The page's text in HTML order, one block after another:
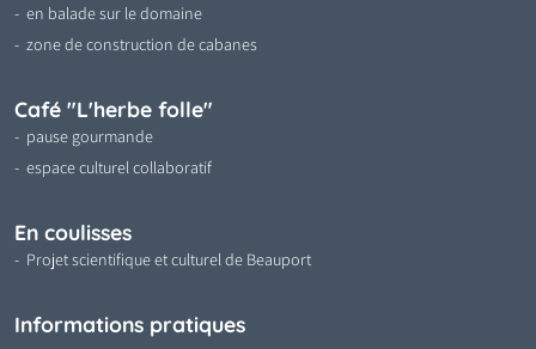
en balade sur le domaine
zone de construction de cabanes
Café "L'herbe folle"
pause gourmande
espace culturel collaboratif
En coulisses
Projet scientifique et culturel de Beauport
Informations pratiques